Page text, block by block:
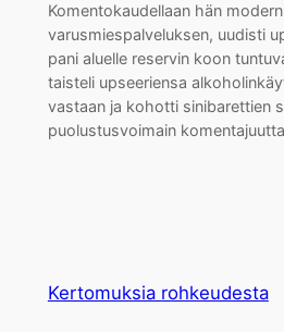
Komentokaudellaan hän
varusmiespalveluksen, uudisti
pani aluelle reservin koon
taisteli upseeriensa
vastaan ja kohotti sinibarettien
puolustusvoimain
Kertomuksia rohkeudesta